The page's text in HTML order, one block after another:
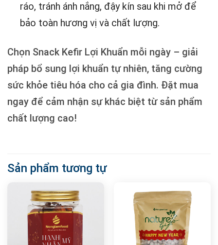
ráo, tránh ánh nắng, đậy kín sau khi mở để
bảo toàn hương vị và chất lượng.
Chọn Snack Kefir Lợi Khuẩn mỗi ngày – giải
pháp bổ sung lợi khuẩn tự nhiên, tăng cường
sức khỏe tiêu hóa cho cả gia đình. Đặt mua
ngay để cảm nhận sự khác biệt từ sản phẩm
chất lượng cao!
Sản phẩm tương tự